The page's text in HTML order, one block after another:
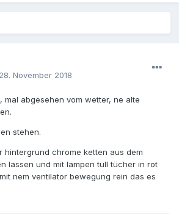
28. November 2018
mal abgesehen vom wetter, ne alte
stehen.
hintergrund chrome ketten aus dem
lassen und mit lampen tüll tücher in rot
nem ventilator bewegung rein das es